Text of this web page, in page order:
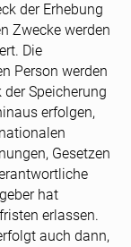
der Erhebung
Zwecke werden
Die
Person werden
Speicherung
erfolgen,
Gesetzen
hat
erlassen.
auch dann,